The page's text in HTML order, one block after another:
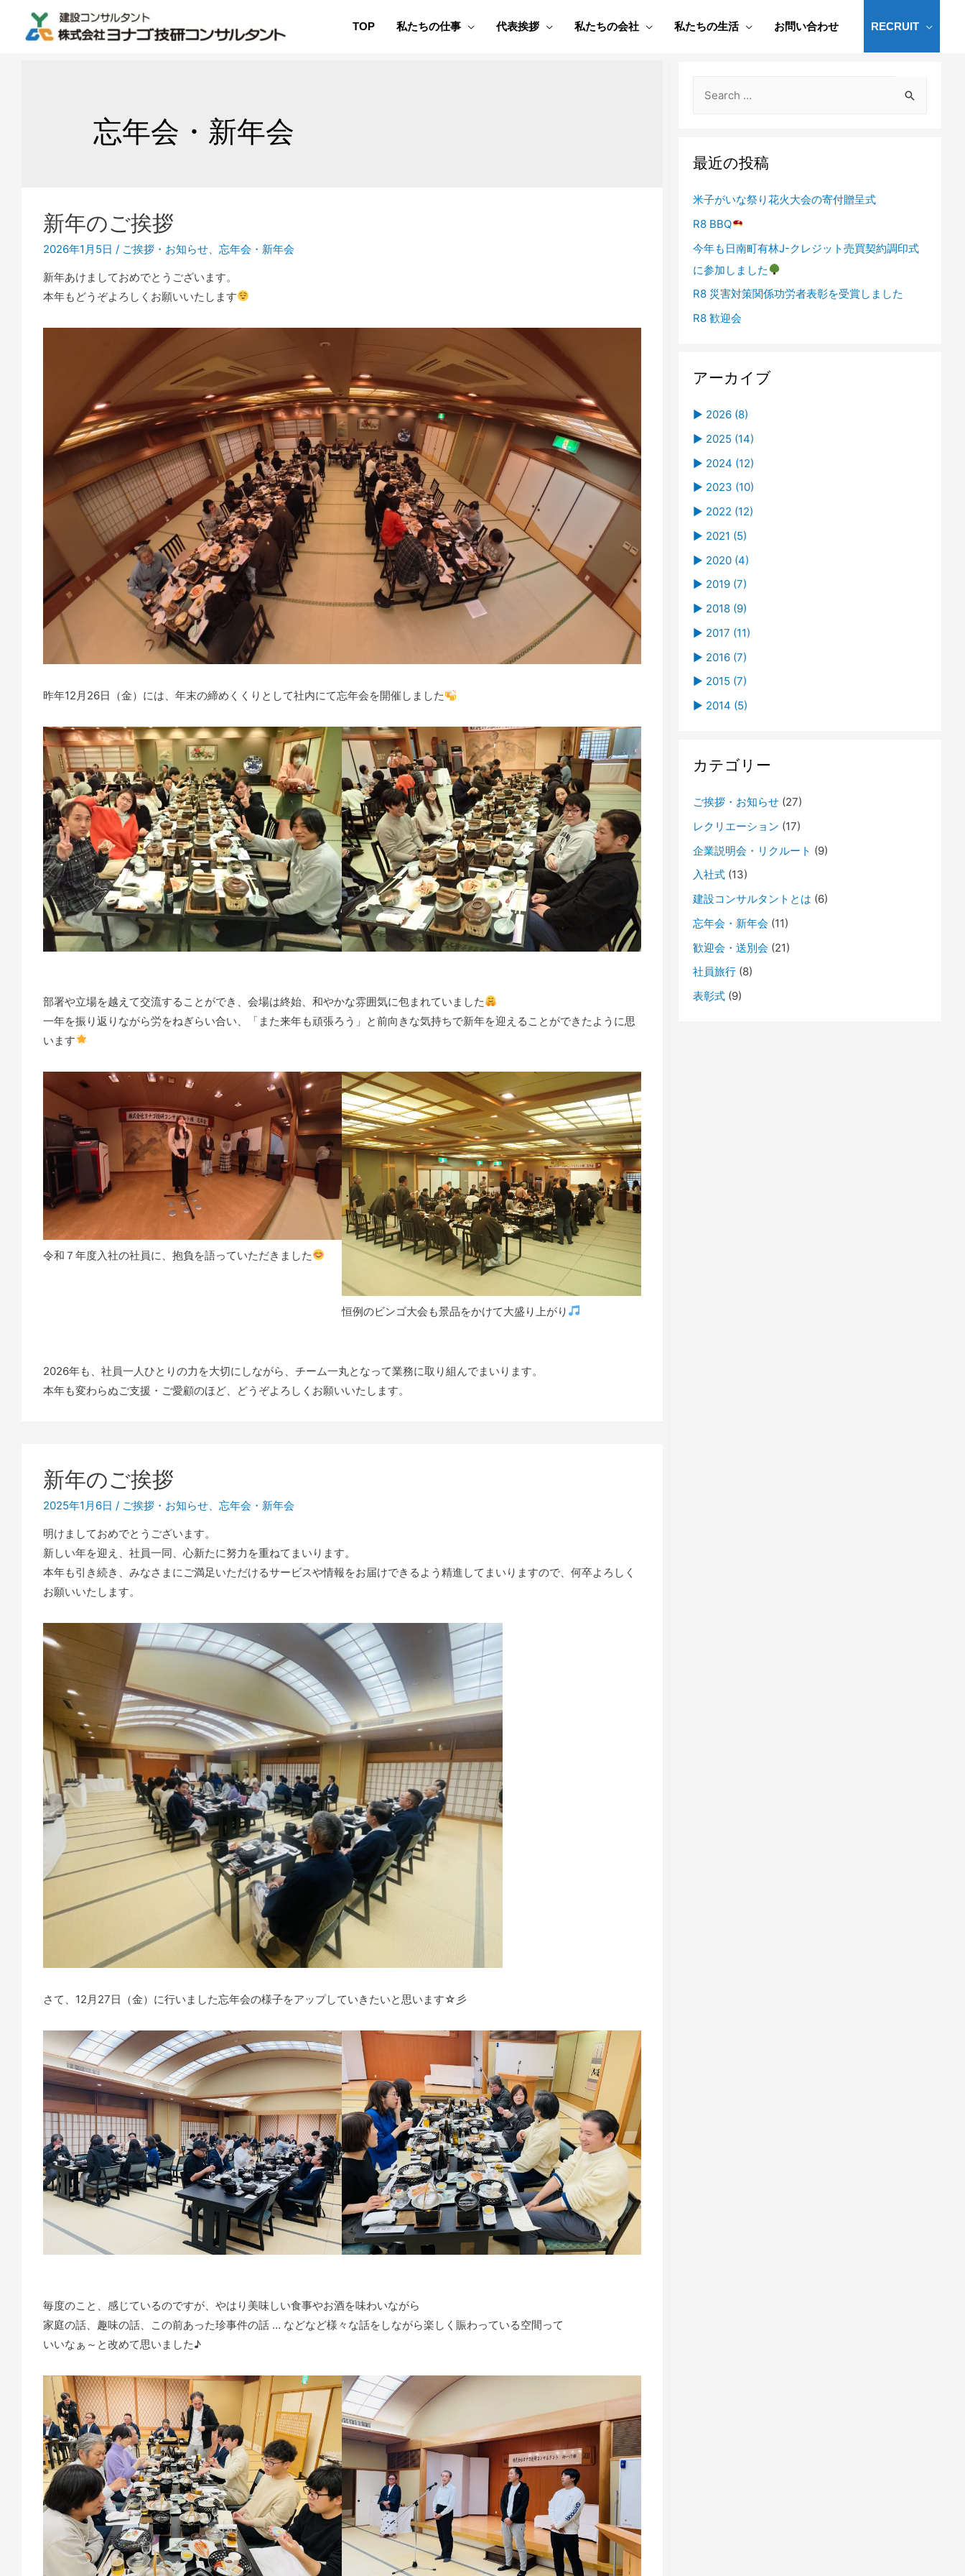
TOP 私たちの仕事 代表挨拶 私たちの会社 私たちの生活 お問い合わせ RECRUIT
忘年会・新年会
新年のご挨拶
2026年1月5日 / ご挨拶・お知らせ、 忘年会・新年会
新年あけましておめでとうございます。
本年もどうぞよろしくお願いいたします
昨年12月26日（金）には、年末の締めくくりとして社内にて忘年会を開催しました
部署や立場を越えて交流することができ、会場は終始、和やかな雰囲気に包まれていました
一年を振り返りながら労をねぎらい合い、「また来年も頑張ろう」と前向きな気持ちで新年を迎えることができたように思
います
令和７年度入社の社員に、抱負を語っていただきました
恒例のビンゴ大会も景品をかけて大盛り上がり
2026年も、社員一人ひとりの力を大切にしながら、チーム一丸となって業務に取り組んでまいります。
本年も変わらぬご支援・ご愛顧のほど、どうぞよろしくお願いいたします。
新年のご挨拶
2025年1月6日 / ご挨拶・お知らせ、 忘年会・新年会
明けましておめでとうございます。
新しい年を迎え、社員一同、心新たに努力を重ねてまいります。
本年も引き続き、みなさまにご満足いただけるサービスや情報をお届けできるよう精進してまいりますので、何卒よろしく
お願いいたします。
さて、12月27日（金）に行いました忘年会の様子をアップしていきたいと思います☆彡
毎度のこと、感じているのですが、やはり美味しい食事やお酒を味わいながら
家庭の話、趣味の話、この前あった珍事件の話 … などなど様々な話をしながら楽しく賑わっている空間って
いいなぁ～と改めて思いました♪
最近の投稿
米子がいな祭り花火大会の寄付贈呈式
R8 BBQ
今年も日南町有林J-クレジット売買契約調印式
に参加しました
R8 災害対策関係功労者表彰を受賞しました
R8 歓迎会
アーカイブ
► 2026 (8)
► 08 (1)
米子がいな祭り花火大会の寄付贈呈式
► 07 (2)
R8 BBQ
今年も日南町有林J-クレジット売買契約調
印式に参加しました
► 06 (1)
R8 災害対策関係功労者表彰を受賞しました
► 04 (3)
R8 歓迎会
駅前通り実証実験 ワークショップイベント
R8 入社式
► 01 (1)
新年のご挨拶
► 2025 (14)
► 12 (1)
R7 歓迎会（測量部）
► 11 (3)
《 参加者募集中！！》米子駅周辺エリアの
未来を考えよう！
R7 第25回住みよい県土づくり表彰式
R7 入社式02
► 10 (1)
R7 米子工業高等専門学校 地域学
► 09 (1)
R7 BBQ
► 07 (2)
日南町有林J-クレジット売買契約調印式に
参加しました
サッカークラブとのスポンサー契約
► 05 (2)
R7 親睦グラウンドゴルフ大会
R7 歓迎会
► 04 (3)
R7 社員旅行（日帰り組）in 姫路
R7 社員旅行（宿泊組）in 京阪神
R7 入社式
► 01 (1)
新年のご挨拶
► 2024 (12)
► 11 (1)
R6 米子工業高等専門学校 地域学（会社見
学）
► 09 (3)
R6 歓迎会
R6 BBQ
R6 入社式〈4〉
► 06 (3)
R6 入社式〈3〉
R6 歓迎会
R6 入社式〈2〉
► 05 (1)
R6 グラウンドゴルフ
► 04 (1)
R6 入社式
► 02 (1)
R6 新年会
► 01 (2)
R5 忘年会および歓迎会Part3
新年のご挨拶
► 2023 (10)
► 11 (1)
R5 鳥取県県土整備部優良業務 表彰式
► 09 (1)
R5 入社式
► 08 (1)
R5 BBQ
► 07 (2)
どのように道路が作られるのだろう…？
R5 歓迎会 Part2
► 05 (1)
R5 歓迎会
► 04 (3)
社員旅行 Part2 ～ in 下関・九州 ～
社員旅行 Part1 ～ in 岡山 ～
R5 入社式
► 01 (1)
新年のご挨拶
► 2022 (12)
► 12 (1)
R4 入社式
► 11 (3)
R4 米子工業高等専門学校 企業説明会（第
２回）
視察結果報告会
R4 鳥取県県土整備部優良業務 表彰式
► 10 (3)
R4 郷土づくりシンポジウム
R4 BBQ
R4 後藤ヶ丘中学校 総合学習
► 06 (1)
R4 米子工業高等専門学校 企業説明会
► 04 (3)
R4 尚徳中学校 企業見学
R4 歓迎会
R4 入社式
► 01 (1)
R4 年始のご挨拶
► 2021 (5)
► 10 (3)
ホームページリニューアルのお知らせ
R3 鳥取県県土整備部優良業務 表彰式
尚徳中学校企業見学
► 04 (1)
R3 入社式
► 01 (1)
R3 新年のご挨拶
► 2020 (4)
► 08 (1)
災害関連緊急砂防事業の現地見学会
► 04 (1)
R2 入社式
► 03 (1)
鳥取・島根のリーディング企業2020版
► 01 (1)
R2 新年のご挨拶
► 2019 (7)
► 11 (1)
R1 歓迎会Part2
► 09 (1)
弊社の改装＆造成しました！！
► 06 (1)
R1 社員旅行
► 05 (1)
R1 グランドゴルフ大会
► 04 (1)
新年のご挨拶
► 2018 (9)
► 11 (1)
H30 歓迎会3
► 10 (1)
H30 親善グランドゴルフ大会
► 09 (2)
平成29年度 優良業務表彰式
► 07 (2)
H30 歓迎会1
►
01 (1)
新年のご挨拶
► 2017 (11)
► 12 (1)
ドローン導入!!
► 11 (2)
H29 親睦グラウンドゴルフ大会
► 10 (1)
H29 納涼会
►
06 (1)
H29 社員旅行
► 05 (1)
H29 BBQ
► 04 (2)
第2回鳥取県優良業務発表会
H29 歓迎会
► 01 (1)
新年のご挨拶
► 2016 (7)
► 09 (3)
H28 BBQ
► 06 (1)
CM放送予定
新年明けましておめでとうございます
► 2015 (7)
► 12 (1)
今年も植えました❀
H27 BBQ
►
04 (2)
技術士合格
送別会
► 01 (1)
忘年会
► 2014 (5)
我が社の花壇
►
08 (2)
バーベキュー
歓迎会Part２
► 05 (1)
歓迎会
カテゴリー
ご挨拶・お知らせ(27)
レクリエーション (17)
企業説明会・リクルート (9)
入社式(13)
建設コンサルタントとは (6)
忘年会・新年会 (11)
歓迎会・送別会 (21)
社員旅行(8)
表彰式(9)